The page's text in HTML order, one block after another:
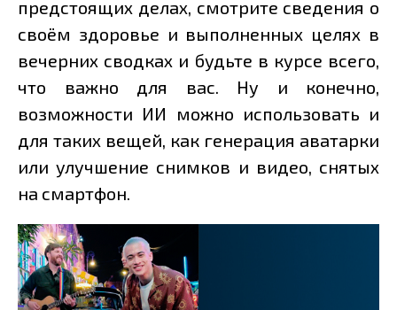
предстоящих делах, смотрите сведения о
своём здоровье и выполненных целях в
вечерних сводках и будьте в курсе всего,
что важно для вас. Ну и конечно,
возможности ИИ можно использовать и
для таких вещей, как генерация аватарки
или улучшение снимков и видео, снятых
на смартфон.